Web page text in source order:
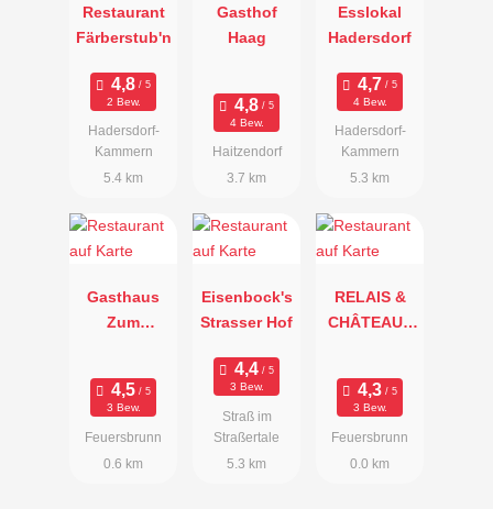
Restaurant
Färberstub'n
2 Bew.
Hadersdorf-
Kammern
5.4 km
Gasthof
Haag
4 Bew.
Haitzendorf
3.7 km
Esslokal
Hadersdorf
4 Bew.
Hadersdorf-
Kammern
5.3 km
Gasthaus
Zum
3 Bew.
Feuersbrunn
0.6 km
Eisenbock's
Strasser Hof
3 Bew.
Straß im
Straßertale
5.3 km
RELAIS &
CHÂTEAUX
3 Bew.
Feuersbrunn
0.0 km